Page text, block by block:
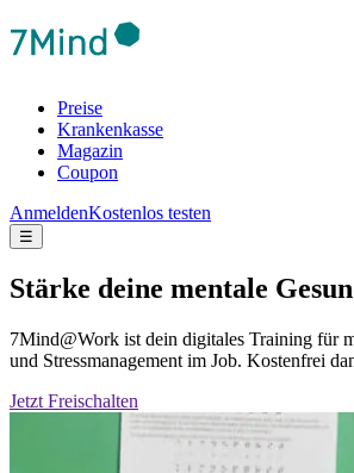
Preise
Krankenkasse
Magazin
Coupon
AnmeldenKostenlos testen
☰
Stärke deine mentale
7Mind@Work ist dein digitales Training für
und Stressmanagement im Job. Kostenfrei
Jetzt Freischalten